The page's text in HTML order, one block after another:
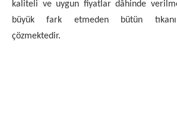
kaliteli ve uygun fiyatlar dâhinde
büyük fark etmeden bütün
çözmektedir.